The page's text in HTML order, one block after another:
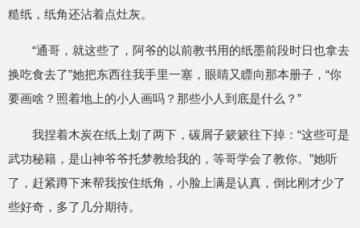
糙纸，纸角还沾着点灶灰。
“通哥，就这些了，阿爷的以前教书用的纸墨前段时日也拿去
换吃食去了”她把东西往我手里一塞，眼睛又瞟向那本册子，“你
要画啥？照着地上的小人画吗？那些小人到底是什么？”
我捏着木炭在纸上划了两下，碳屑子簌簌往下掉：“这些可是
武功秘籍，是山神爷爷托梦教给我的，等哥学会了教你。”她听
了，赶紧蹲下来帮我按住纸角，小脸上满是认真，倒比刚才少了
些好奇，多了几分期待。